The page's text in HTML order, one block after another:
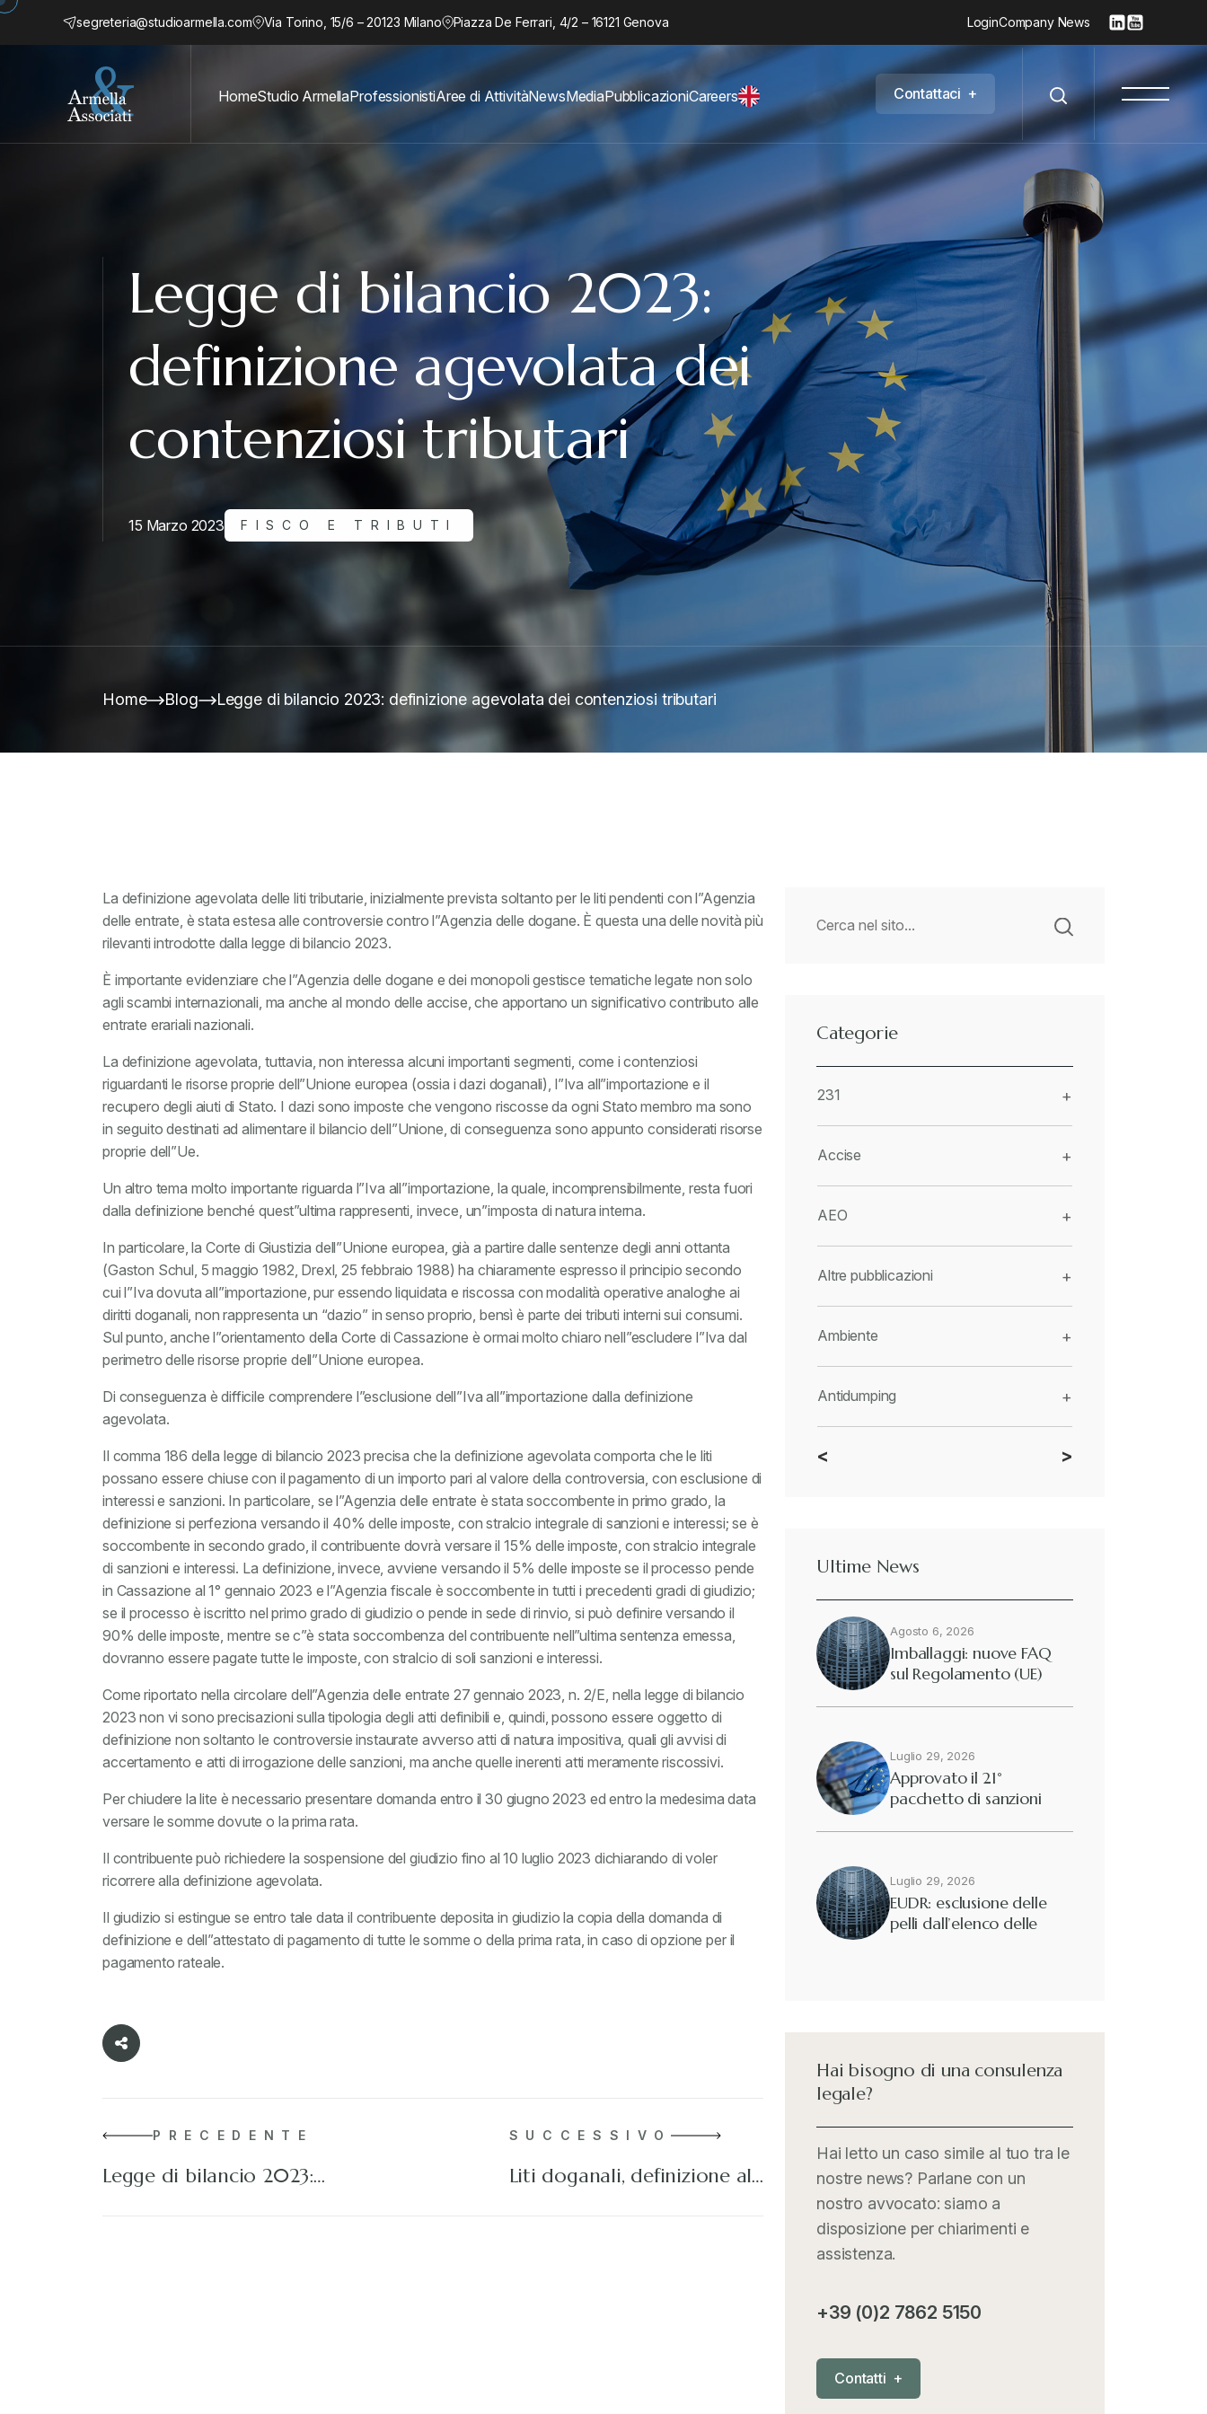
segreteria@studioarmella.com Via Torino, 15/6 – 20123 Milano Piazza De Ferrari, 4/2 – 16121 Genova LoginCompany News
HomeStudio ArmellaProfessionistiAree di AttivitàNewsMediaPubblicazioniCareers Contattaci +
Legge di bilancio 2023:
definizione agevolata dei
contenziosi tributari
15 Marzo 2023 FISCO E TRIBUTI
Home Blog Legge di bilancio 2023: definizione agevolata dei contenziosi tributari
La definizione agevolata delle liti tributarie, inizialmente prevista soltanto per le liti pendenti con l”Agenzia
delle entrate, è stata estesa alle controversie contro l”Agenzia delle dogane. È questa una delle novità più
rilevanti introdotte dalla legge di bilancio 2023.
È importante evidenziare che l”Agenzia delle dogane e dei monopoli gestisce tematiche legate non solo
agli scambi internazionali, ma anche al mondo delle accise, che apportano un significativo contributo alle
entrate erariali nazionali.
La definizione agevolata, tuttavia, non interessa alcuni importanti segmenti, come i contenziosi
riguardanti le risorse proprie dell”Unione europea (ossia i dazi doganali), l”Iva all”importazione e il
recupero degli aiuti di Stato. I dazi sono imposte che vengono riscosse da ogni Stato membro ma sono
in seguito destinati ad alimentare il bilancio dell”Unione, di conseguenza sono appunto considerati risorse
proprie dell”Ue.
Un altro tema molto importante riguarda l”Iva all”importazione, la quale, incomprensibilmente, resta fuori
dalla definizione benché quest”ultima rappresenti, invece, un”imposta di natura interna.
In particolare, la Corte di Giustizia dell”Unione europea, già a partire dalle sentenze degli anni ottanta
(Gaston Schul, 5 maggio 1982, Drexl, 25 febbraio 1988) ha chiaramente espresso il principio secondo
cui l”Iva dovuta all”importazione, pur essendo liquidata e riscossa con modalità operative analoghe ai
diritti doganali, non rappresenta un “dazio” in senso proprio, bensì è parte dei tributi interni sui consumi.
Sul punto, anche l”orientamento della Corte di Cassazione è ormai molto chiaro nell”escludere l”Iva dal
perimetro delle risorse proprie dell”Unione europea.
Di conseguenza è difficile comprendere l”esclusione dell”Iva all”importazione dalla definizione
agevolata.
Il comma 186 della legge di bilancio 2023 precisa che la definizione agevolata comporta che le liti
possano essere chiuse con il pagamento di un importo pari al valore della controversia, con esclusione di
interessi e sanzioni. In particolare, se l”Agenzia delle entrate è stata soccombente in primo grado, la
definizione si perfeziona versando il 40% delle imposte, con stralcio integrale di sanzioni e interessi; se è
soccombente in secondo grado, il contribuente dovrà versare il 15% delle imposte, con stralcio integrale
di sanzioni e interessi. La definizione, invece, avviene versando il 5% delle imposte se il processo pende
in Cassazione al 1° gennaio 2023 e l”Agenzia fiscale è soccombente in tutti i precedenti gradi di giudizio;
se il processo è iscritto nel primo grado di giudizio o pende in sede di rinvio, si può definire versando il
90% delle imposte, mentre se c”è stata soccombenza del contribuente nell”ultima sentenza emessa,
dovranno essere pagate tutte le imposte, con stralcio di soli sanzioni e interessi.
Come riportato nella circolare dell”Agenzia delle entrate 27 gennaio 2023, n. 2/E, nella legge di bilancio
2023 non vi sono precisazioni sulla tipologia degli atti definibili e, quindi, possono essere oggetto di
definizione non soltanto le controversie instaurate avverso atti di natura impositiva, quali gli avvisi di
accertamento e atti di irrogazione delle sanzioni, ma anche quelle inerenti atti meramente riscossivi.
Per chiudere la lite è necessario presentare domanda entro il 30 giugno 2023 ed entro la medesima data
versare le somme dovute o la prima rata.
Il contribuente può richiedere la sospensione del giudizio fino al 10 luglio 2023 dichiarando di voler
ricorrere alla definizione agevolata.
Il giudizio si estingue se entro tale data il contribuente deposita in giudizio la copia della domanda di
definizione e dell”attestato di pagamento di tutte le somme o della prima rata, in caso di opzione per il
pagamento rateale.
PRECEDENTE
Legge di bilancio 2023:…
SUCCESSIVO
Liti doganali, definizione al…
Categorie
231 +
Accise +
AEO +
Altre pubblicazioni +
Ambiente +
Antidumping +
CBAM +
Deforestazione
Diritto tributario internazionale
Dogane
Eutekne
Fisco e tributi
Guide e Manuali
Iva comunitaria e nazionale
MementoPiù - Giuffré
Nautica
< >
Ultime News
Agosto 6, 2026
Imballaggi: nuove FAQ
sul Regolamento (UE)
Luglio 29, 2026
Approvato il 21°
pacchetto di sanzioni
Luglio 29, 2026
EUDR: esclusione delle
pelli dall’elenco delle
Hai bisogno di una consulenza
legale?
Hai letto un caso simile al tuo tra le
nostre news? Parlane con un
nostro avvocato: siamo a
disposizione per chiarimenti e
assistenza.
+39 (0)2 7862 5150
Contatti +